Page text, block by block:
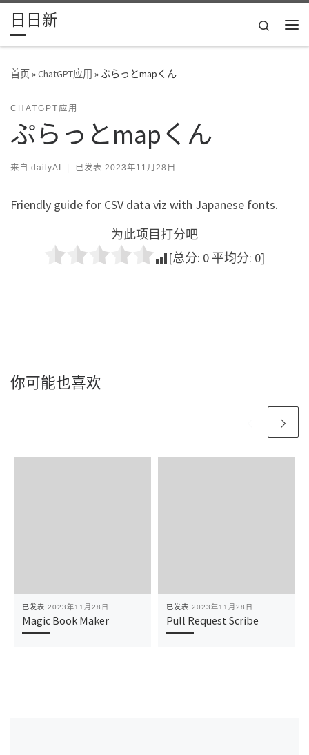
Skip to content
日日新
Search
首页»ChatGPT应用 »ぷらっとmapくん
CHATGPT应用
ぷらっとmapくん
来自 dailyAI | 已发表 2023年11月28日
Friendly guide for CSV data viz with Japanese fonts.
为此项目打分吧
[总分: 0 平均分: 0]
你可能也喜欢
已发表 2023年11月28日
Magic Book Maker
已发表 2023年11月28日
Pull Request Scribe